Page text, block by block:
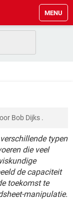
MENU
Bob Dijks .
typen
die veel
de capaciteit
toekomst te
manipulatie.